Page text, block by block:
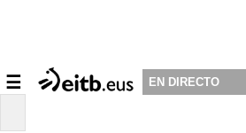
☰ EN DIRECTO